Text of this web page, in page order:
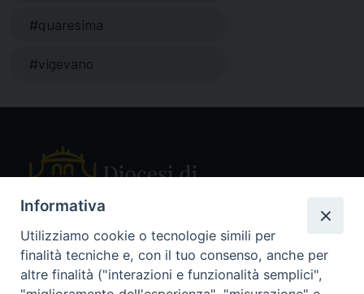
quaresima
vigevano
Piazza Sant'Ambrogio, 14 - 27029 Vigevano PV
Tel. 0381 78053
Informativa
Utilizziamo cookie o tecnologie simili per
finalità tecniche e, con il tuo consenso, anche per
altre finalità ("interazioni e funzionalità semplici",